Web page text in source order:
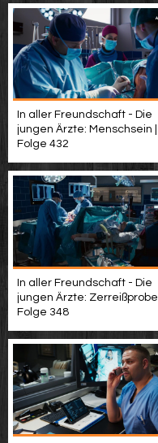
In aller Freundschaft - Die
jungen Ärzte: Menschsein |
Folge 432
In aller Freundschaft - Die
jungen Ärzte: Zerreißprobe |
Folge 348